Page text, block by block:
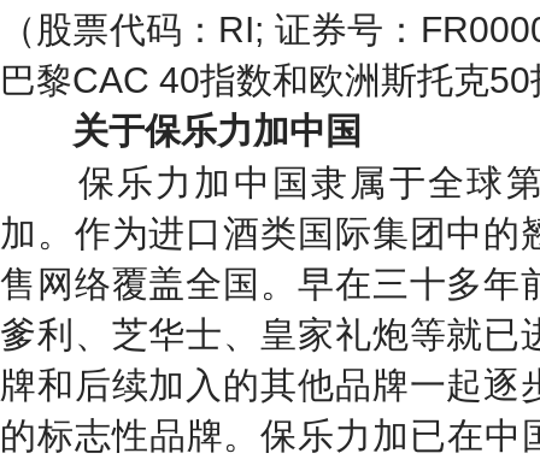
（股票代码：RI; 证券号：
巴黎CAC 40指数和欧洲斯托克
关于保乐力加中国
保乐力加中国隶属于全球第
加。作为进口酒类国际集团中的
售网络覆盖全国。早在三十多年
爹利、芝华士、皇家礼炮等就已
牌和后续加入的其他品牌一起逐
的标志性品牌。保乐力加已在